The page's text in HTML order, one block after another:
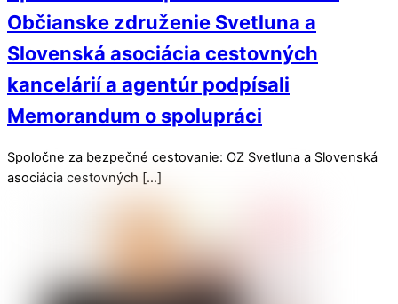
Občianske združenie Svetluna a
Slovenská asociácia cestovných
kancelárií a agentúr podpísali
Memorandum o spolupráci
Spoločne za bezpečné cestovanie: OZ Svetluna a Slovenská
asociácia cestovných […]